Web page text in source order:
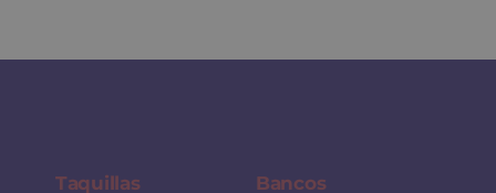
Taquillas Bancos